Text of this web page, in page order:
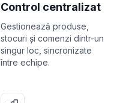
Control centralizat
Gestionează produse,
stocuri și comenzi dintr-un
singur loc, sincronizate
între echipe.